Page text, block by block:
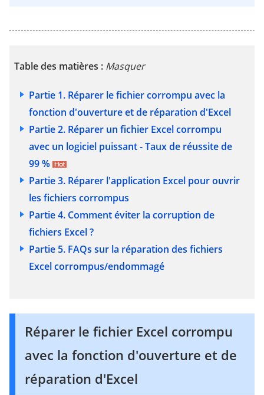
Table des matières : Masquer
Partie 1. Réparer le fichier corrompu avec la
fonction d'ouverture et de réparation d'Excel
Partie 2. Réparer un fichier Excel corrompu
avec un logiciel puissant - Taux de réussite de
99 %
Partie 3. Réparer l'application Excel pour ouvrir
les fichiers corrompus
Partie 4. Comment éviter la corruption de
fichiers Excel ?
Partie 5. FAQs sur la réparation des fichiers
Excel corrompus/endommagé
Réparer le fichier Excel corrompu
avec la fonction d'ouverture et de
réparation d'Excel